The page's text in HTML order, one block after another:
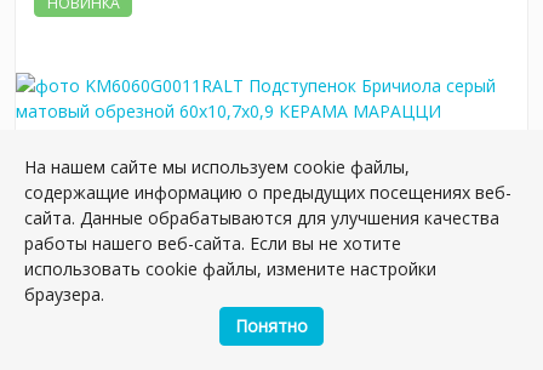
KM6060G0011RALT Подступенок Бричиола
серый матовый обрезной 60x10,7x0,9
KM6060G0011RALT
На нашем сайте мы используем cookie файлы,
содержащие информацию о предыдущих посещениях веб-
сайта. Данные обрабатываются для улучшения качества
работы нашего веб-сайта. Если вы не хотите
использовать cookie файлы, измените настройки
браузера.
Понятно